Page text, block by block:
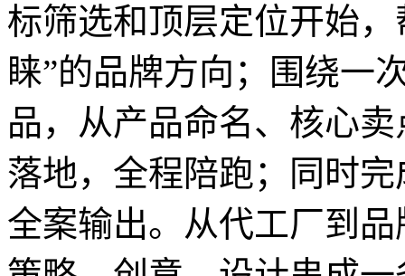
标筛选和顶层定位开始
睐”的品牌方向；围绕一
品，从产品命名、核心
落地，全程陪跑；同时
全案输出。从代工厂到